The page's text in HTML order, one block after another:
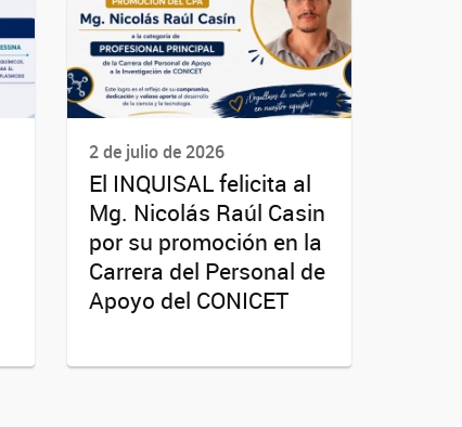
2 de julio de 2026
El INQUISAL felicita al
Mg. Nicolás Raúl Casin
por su promoción en la
Carrera del Personal de
Apoyo del CONICET